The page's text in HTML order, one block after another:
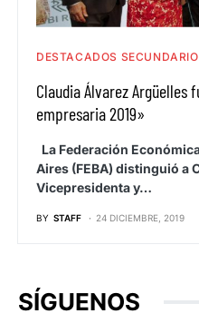
DESTACADOS
Claudia Álvarez Argüelles
empresaria 2019»
La Federación
Aires (FEBA) distinguió a
Vicepresidenta y…
BY STAFF 24 DICIEMBRE, 2019
SÍGUENOS